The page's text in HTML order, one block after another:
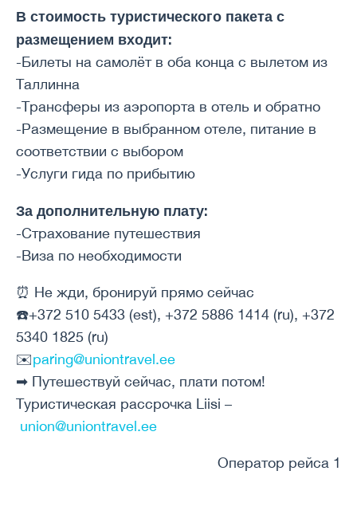
В стоимость туристического пакета с
размещением входит:
-Билеты на самолёт в оба конца с вылетом из
Таллинна
-Трансферы из аэропорта в отель и обратно
-Размещение в выбранном отеле, питание в
соответствии с выбором
-Услуги гида по прибытию
За дополнительную плату:
-Страхование путешествия
-Виза по необходимости
⏰ Не жди, бронируй прямо сейчас
☎️+372 510 5433 (est), +372 5886 1414 (ru), +372
5340 1825 (ru)
✉️paring@uniontravel.ee
➡ Путешествуй сейчас, плати потом!
Туристическая рассрочка Liisi –
union@uniontravel.ee
Оператор рейса 1